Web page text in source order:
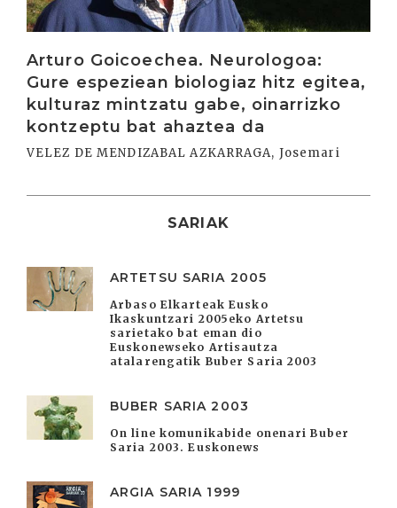
Arturo Goicoechea. Neurologoa:
Gure espeziean biologiaz hitz egitea,
kulturaz mintzatu gabe, oinarrizko
kontzeptu bat ahaztea da
VELEZ DE MENDIZABAL AZKARRAGA, Josemari
SARIAK
ARTETSU SARIA 2005
Arbaso Elkarteak Eusko
Ikaskuntzari 2005eko Artetsu
sarietako bat eman dio
Euskonewseko Artisautza
atalarengatik Buber Saria 2003
BUBER SARIA 2003
On line komunikabide onenari Buber
Saria 2003. Euskonews
ARGIA SARIA 1999